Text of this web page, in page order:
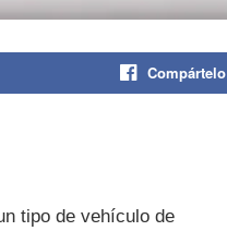
Compártelo
tipo de vehí­culo de